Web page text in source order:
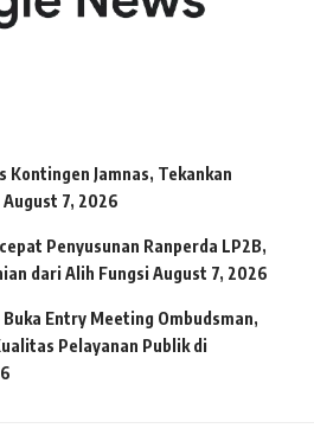
Kontingen Jamnas, Tekankan
August 7, 2026
Penyusunan Ranperda LP2B,
dari Alih Fungsi August 7, 2026
Entry Meeting Ombudsman,
Pelayanan Publik di